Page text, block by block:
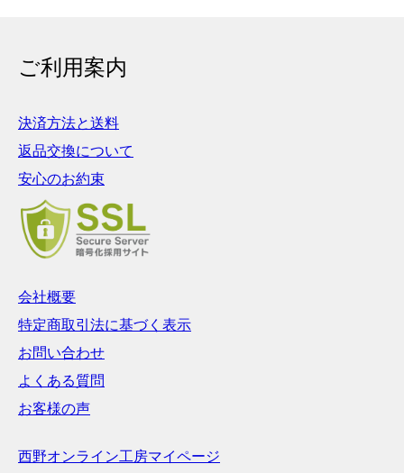
した。
ケースを開けた瞬間に息子はあまりに美しい字体の印章と材質に目を
て、西野印章さんを選んで良かったと思いました。
2025年09月21日
ニックネーム：Sy
注文番号：0817233205
商品名：伊勢桧印鑑 15.0ミリ
私の名前は、姓と名のバランスが難しいかな…と心配したのですが、
た、縁起のよい伊勢桧の材で篆刻いただけたことも嬉しかったです。
す。ありがとうございました。
2025年03月06日
ニックネーム：えいだ
商品名：伊勢桧印鑑 15.0ミリ
ご利用案内
決済方法と送料
返品交換について
安心のお約束
会社概要
特定商取引法に基づく表示
お問い合わせ
よくある質問
お客様の声
西野オンライン工房マイページ